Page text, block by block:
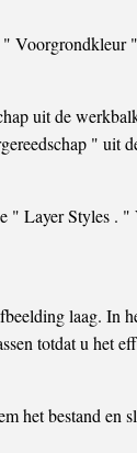
uit de
" uit
" Layer Styles .
laag. In
totdat u
het bestand en